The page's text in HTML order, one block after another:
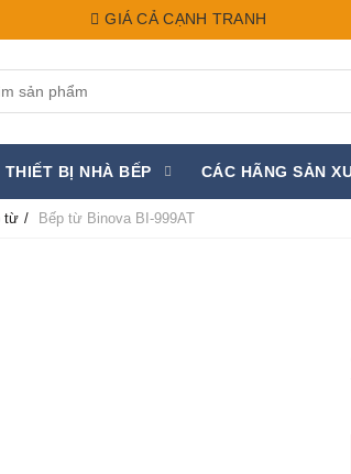
GIÁ CẢ CẠNH TRANH
THIẾT BỊ NHÀ BẾP CÁC HÃNG SẢN
từ Bếp từ Binova BI-999AT